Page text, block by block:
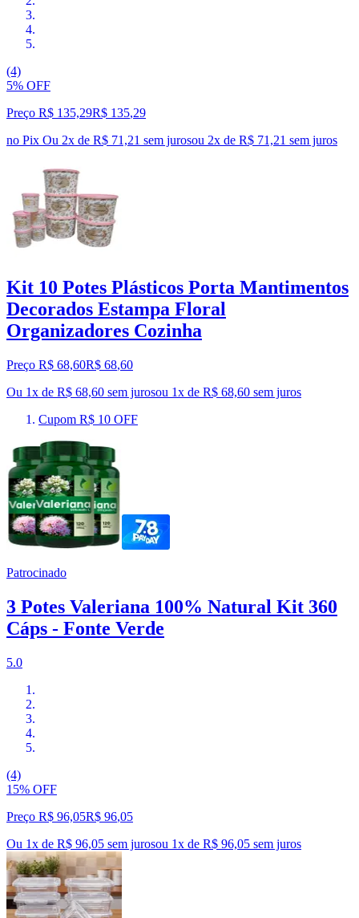
(4)
5% OFF
Preço R$ 135,29R$ 135,29
no Pix Ou 2x de R$ 71,21 sem jurosou 2x de R$ 71,21 sem juros
Kit 10 Potes Plásticos Porta Mantimentos
Decorados Estampa Floral
Organizadores Cozinha
Preço R$ 68,60R$ 68,60
Ou 1x de R$ 68,60 sem jurosou 1x de R$ 68,60 sem juros
Cupom R$ 10 OFF
Patrocinado
3 Potes Valeriana 100% Natural Kit 360
Cáps - Fonte Verde
5.0
(4)
15% OFF
Preço R$ 96,05R$ 96,05
Ou 1x de R$ 96,05 sem jurosou 1x de R$ 96,05 sem juros